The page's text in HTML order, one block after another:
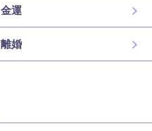
金運
離婚